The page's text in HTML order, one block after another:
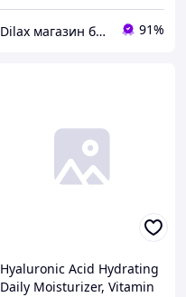
Dilax магазин брендових дитячих іграшок та товарів для батьків. 91%
Hyaluronic Acid Hydrating
Daily Moisturizer, Vitamin